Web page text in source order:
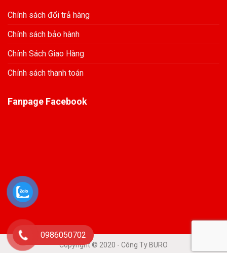
Chính sách đổi trả hàng
Chính sách bảo hành
Chính Sách Giao Hàng
Chính sách thanh toán
Fanpage Facebook
Copyright © 2020 - Công Ty BURO
0986050702